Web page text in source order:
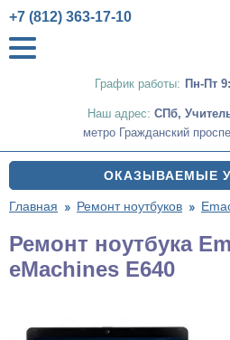
График работы: Пн-Пт
+7 (812) 363-17-10
Наш адрес: СПб,
метро Гражданский
ОКАЗЫВАЕМЫЕ
Главная Ремонт ноутбуков
Ремонт ноутбука
eMachines E640